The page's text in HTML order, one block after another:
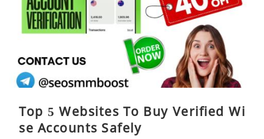
Top 5 Websites To Buy Verified Wi
se Accounts Safely